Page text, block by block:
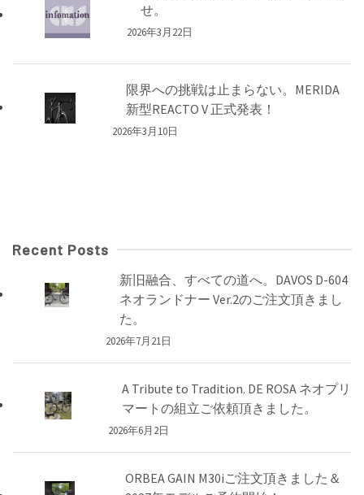
せ。
2026年3月22日
限界への挑戦は止まらない。MERIDA
新型REACTO V 正式発表！
2026年3月10日
Recent Posts
新旧融合、すべての道へ。DAVOS D-604
ネオランドナー Ver.2のご注文頂きまし
た。
2026年7月21日
A Tribute to Tradition. DE ROSA ネオプリ
マートの組立ご依頼頂きました。
2026年6月2日
ORBEA GAIN M30iご注文頂きました＆